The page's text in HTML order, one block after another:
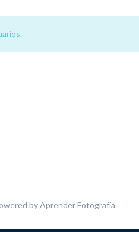
byAprender Fotografía